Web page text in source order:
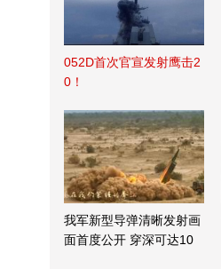
052D首次官宣发射鹰击2
0！
我军新型导弹清晰发射画
面首度公开 穿深可达10